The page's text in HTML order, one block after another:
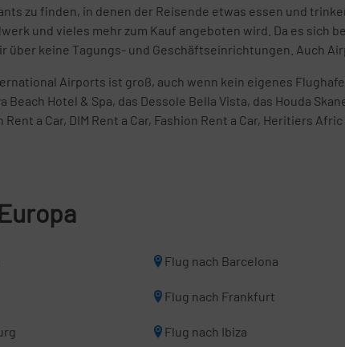
zu finden, in denen der Reisende etwas essen und
und vieles mehr zum Kauf angeboten wird. Da es sich
keine Tagungs- und Geschäftseinrichtungen. Auch
Airports ist groß, auch wenn kein eigenes
Hotel & Spa, das Dessole Bella Vista, das Houda
a Car, DIM Rent a Car, Fashion Rent a Car, Heritiers
Flug nach Barcelona
Flug nach Frankfurt
Flug nach Ibiza